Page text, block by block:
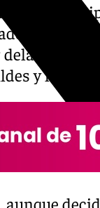
«El
la cara
delante no
y llegará
aunque